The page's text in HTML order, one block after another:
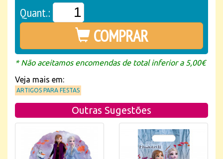
Quant.:
COMPRAR
* Não aceitamos encomendas de total inferior a 5,00€
Veja mais em:
ARTIGOS PARA FESTAS
Outras Sugestões